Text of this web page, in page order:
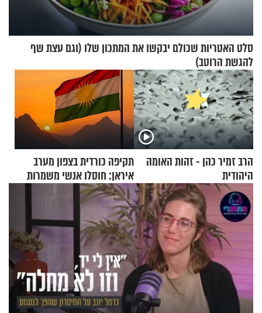
סלט האטריות שכולם יבקשו את המתכון שלו (וגם עצת שף
להגשת הרוטב)
הרב זמיר כהן - זהות האומה
היהודית
תקיפה כורדית בצפון מערב
איראן: חוסלו אנשי משמרות
המהפכה